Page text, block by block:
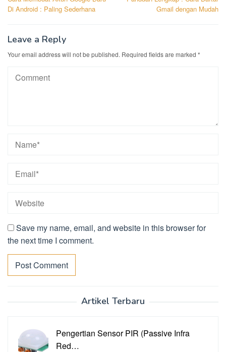
navigation
Di Android : Paling Sederhana
Gmail dengan Mudah
Leave a Reply
Your email address will not be published. Required fields are marked *
Save my name, email, and website in this browser for
the next time I comment.
Artikel Terbaru
Pengertian Sensor PIR (Passive Infra
Red…